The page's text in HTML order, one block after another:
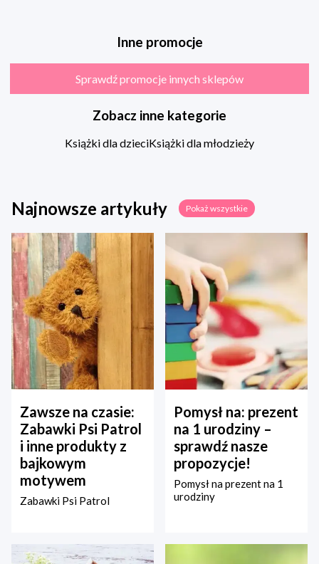
Inne promocje
Sprawdź promocje innych sklepów
Zobacz inne kategorie
Książki dla dzieciKsiążki dla młodzieży
Najnowsze artykuły Pokaż wszystkie
Zawsze na czasie:
Zabawki Psi Patrol
i inne produkty z
bajkowym
motywem
Zabawki Psi Patrol
Pomysł na: prezent
na 1 urodziny –
sprawdź nasze
propozycje!
Pomysł na prezent na 1
urodziny